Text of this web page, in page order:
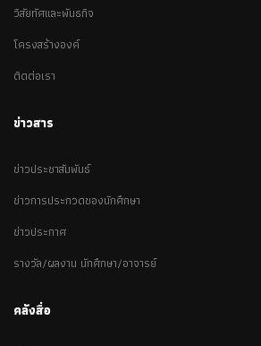
วิสัยทัศและพันธกิจ
โครงสร้างองค์
ติดต่อเรา
ข่าวสาร
ข่าวประชาสัมพันธ์
ข่าวการประกวดของนักศึกษา
ข่าวประกาศ
รางวัล/ผลงาน นักศึกษา/อาจารย์
คลังสื่อ